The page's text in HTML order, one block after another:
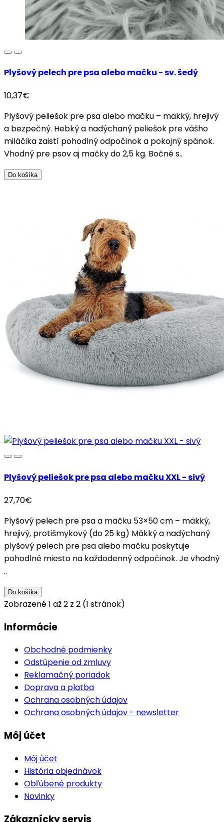
Plyšový pelech pre psa alebo mačku - sv. šedý
10,37€
Plyšový peliešok pre psa alebo mačku – mäkký, hrejivý
a bezpečný. Hebký a nadýchaný peliešok pre vášho
miláčika zaistí pohodlný odpočinok a pokojný spánok.
Vhodný pre psov aj mačky do 2,5 kg. Bočné s..
Do košíka
Plyšový peliešok pre psa alebo mačku XXL - sivý
27,70€
Plyšový pelech pre psa a mačku 53×50 cm – mäkký,
hrejivý, protišmykový (do 25 kg) Mäkký a nadýchaný
plyšový pelech pre psa alebo mačku poskytuje
pohodlné miesto na každodenný odpočinok. Je vhodný
..
Do košíka
Zobrazené 1 až 2 z 2 (1 stránok)
Informácie
Obchodné podmienky
Odstúpenie od zmluvy
Reklamačný poriadok
Doprava a platba
Ochrana osobných údajov
Ochrana osobných údajov - newsletter
Môj účet
Môj účet
História objednávok
Obľúbené produkty
Novinky
Zákaznícky servis